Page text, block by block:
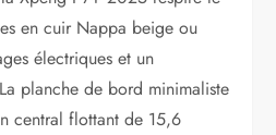
en cuir Nappa beige ou
électriques et un
planche de bord minimaliste
central flottant de 15,6